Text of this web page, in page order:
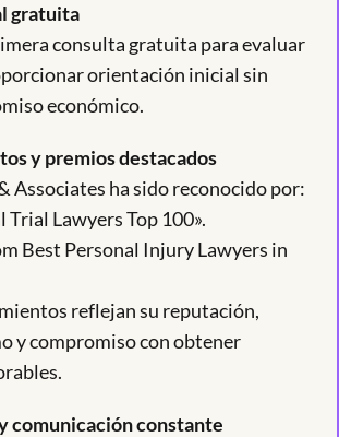
gratuita
consulta gratuita para evaluar
orientación inicial sin
económico.
y premios destacados
Associates ha sido reconocido por:
Trial Lawyers Top 100».
Best Personal Injury Lawyers in
reflejan su reputación,
y compromiso con obtener
comunicación constante